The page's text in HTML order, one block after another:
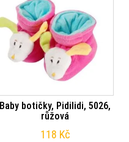
Baby botičky, Pidilidi, 5026,
růžová
118 Kč